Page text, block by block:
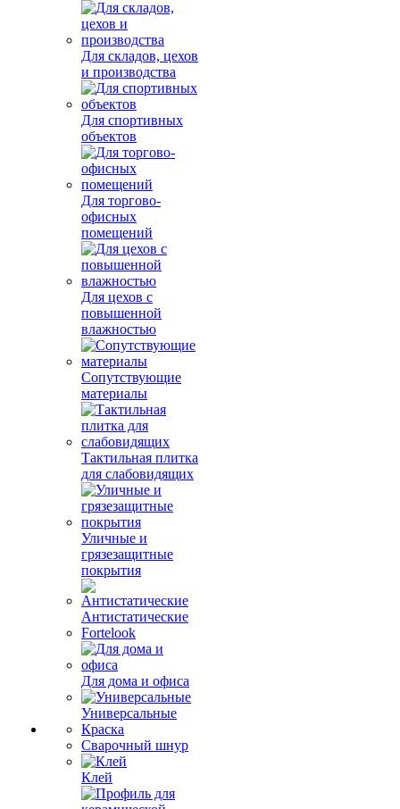
Для складов, цехов
и производства
Для спортивных
объектов
Для торгово-
офисных
помещений
Для цехов с
повышенной
влажностью
Сопутствующие
материалы
Тактильная плитка
для слабовидящих
Уличные и
грязезащитные
покрытия
Антистатические
Fortelook
Для дома и офиса
Универсальные
Краска
Сварочный шнур
Клей